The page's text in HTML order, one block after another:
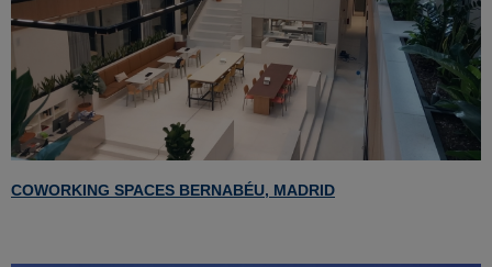
COWORKING SPACES BERNABÉU, MADRID